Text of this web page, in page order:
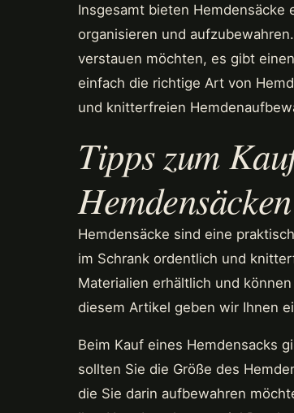
Insgesamt bieten Hemdensäcke
organisieren und
verstauen möchten, es gibt
einfach die richtige Art von
und knitterfreien
Tipps zum
Hemdensäcken
Hemdensäcke sind eine
im Schrank ordentlich und
Materialien erhältlich und
diesem Artikel geben wir Ihnen
Beim Kauf eines Hemdensacks
sollten Sie die Größe des
die Sie darin aufbewahren